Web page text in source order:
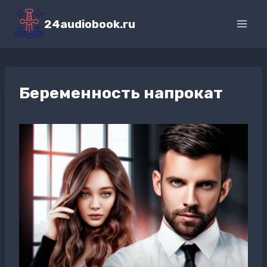
Перейти
содержимому
24audiobook.ru
Беременность напрокат